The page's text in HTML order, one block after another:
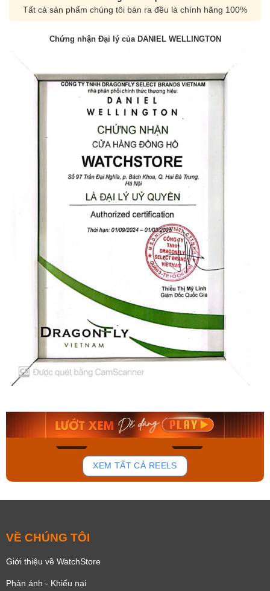
Tất cả sản phẩm chúng tôi bán ra đều là chính hãng 100%
Chứng nhận Đại lý của DANIEL WELLINGTON
134
Mua ngay Mua ngay
XEM TẤT CẢ REELS
VỀ CHÚNG TÔI
Giới thiệu về WatchStore
Phản ánh - Khiếu nại